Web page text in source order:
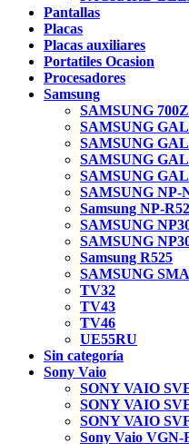
Pantallas
Placas
Placas auxiliares
Portatiles Ocasion
Procesadores
Samsung
SAMSUNG 700Z
SAMSUNG
SAMSUNG
SAMSUNG
SAMSUNG
SAMSUNG NP-
Samsung NP-
SAMSUNG
SAMSUNG
Samsung R525
SAMSUNG
TV32
TV43
TV46
UE55RU
Sin categoría
Sony Vaio
SONY VAIO
SONY VAIO
SONY VAIO
Sony Vaio VGN-